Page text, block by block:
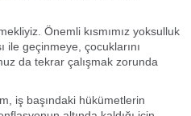
Önemli kısmımız yoksulluk
ile geçinmeye, çocuklarını
da tekrar çalışmak zorunda
iş başındaki hükümetlerin